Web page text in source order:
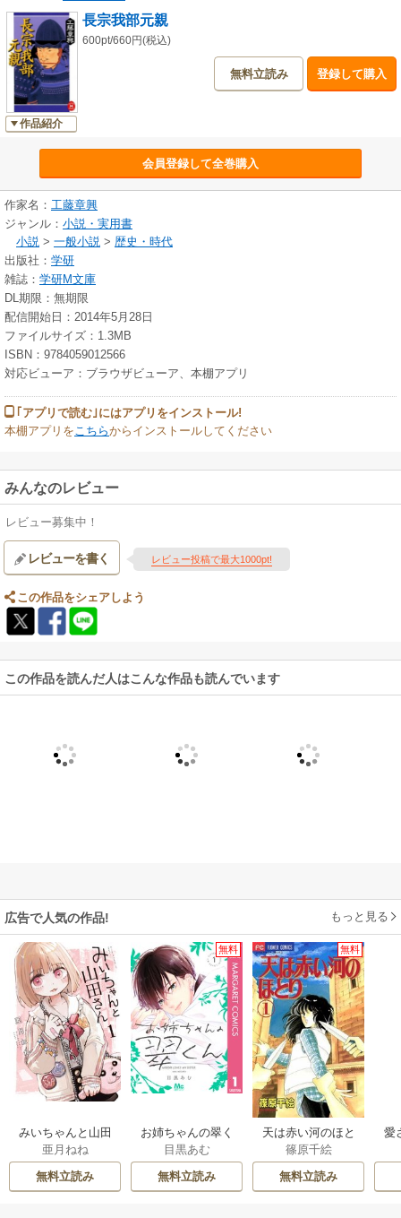
作品紹介
長宗我部元親
600pt/660円(税込)
無料立読み 登録して購入
会員登録して全巻購入
作家名： 工藤章興
ジャンル： 小説・実用書
小説 > 一般小説 > 歴史・時代
出版社： 学研
雑誌： 学研M文庫
DL期限：無期限
配信開始日：2014年5月28日
ファイルサイズ：1.3MB
ISBN：9784059012566
対応ビューア：ブラウザビューア、本棚アプリ
｢アプリで読む｣にはアプリをインストール!
本棚アプリを こちらからインストールしてください
みんなのレビュー
レビュー募集中！
レビューを書く レビュー投稿で最大1000pt!
この作品をシェアしよう
この作品を読んだ人はこんな作品も読んでいます
広告で人気の作品! もっと見る
みいちゃんと山田
さん
亜月ねね
無料立読み
無料
お姉ちゃんの翠く
ん
目黒あむ
無料立読み
無料
天は赤い河のほと
り
篠原千絵
無料立読み
愛